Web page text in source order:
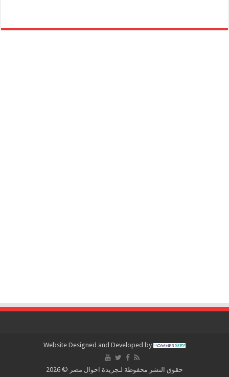
Website Designed and Developed by
حقوق النشر محفوظة لـجريدة احوال مصر © 2026